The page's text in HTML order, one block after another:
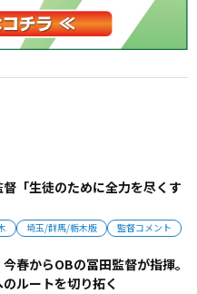
「生徒のために全力を尽くす
埼玉/群馬/栃木版 監督コメント
春からOBの冨田監督が指揮。
ルートを切り拓く